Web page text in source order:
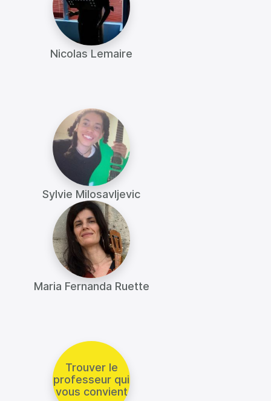
Nicolas Lemaire
Sylvie Milosavljevic
Maria Fernanda Ruette
Trouver le
professeur qui
vous convient